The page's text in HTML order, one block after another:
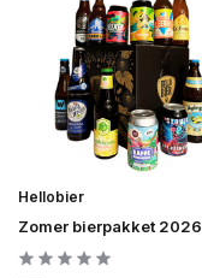
Hellobier
Zomer bierpakket 2026